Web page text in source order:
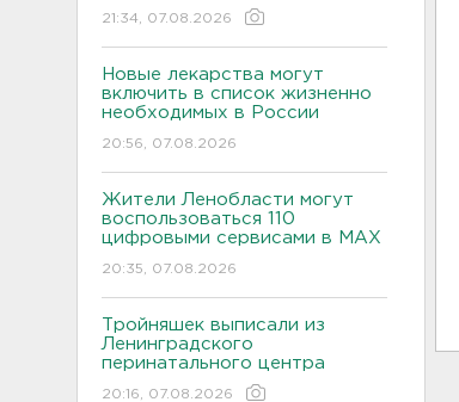
21:34, 07.08.2026
Новые лекарства могут
включить в список жизненно
необходимых в России
20:56, 07.08.2026
Жители Ленобласти могут
воспользоваться 110
цифровыми сервисами в МАХ
20:35, 07.08.2026
Тройняшек выписали из
Ленинградского
перинатального центра
20:16, 07.08.2026